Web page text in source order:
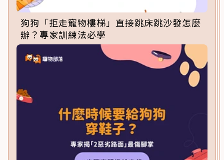
狗狗「拒走寵物樓梯」直接跳床跳沙發怎麼
辦？專家訓練法必學